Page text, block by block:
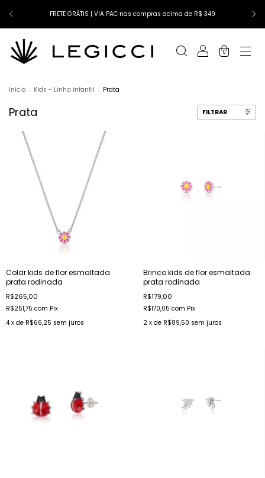
FRETE GRÁTIS | VIA PAC nas compras acima de R$ 349
0
Início . Kids - Linha infantil . Prata
Prata FILTRAR
Colar kids de flor esmaltada
prata rodinada
R$265,00
R$251,75 com Pix
4 x de R$66,25 sem juros
Brinco kids de flor esmaltada
prata rodinada
R$179,00
R$170,05 com Pix
2 x de R$89,50 sem juros